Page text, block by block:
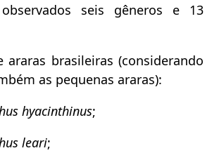
seis gêneros e 13
araras brasileiras (considerando
as pequenas araras):
hyacinthinus;
leari;